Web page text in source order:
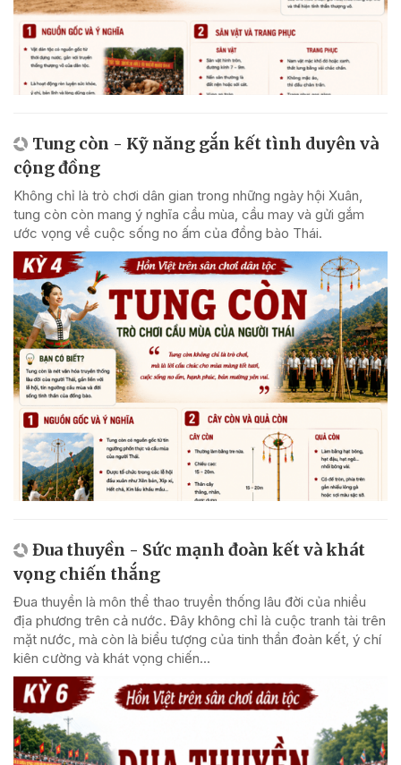
Tung còn - Kỹ năng gắn kết tình duyên và
cộng đồng
Không chỉ là trò chơi dân gian trong những ngày hội Xuân,
tung còn còn mang ý nghĩa cầu mùa, cầu may và gửi gắm
ước vọng về cuộc sống no ấm của đồng bào Thái.
Đua thuyền - Sức mạnh đoàn kết và khát
vọng chiến thắng
Đua thuyền là môn thể thao truyền thống lâu đời của nhiều
địa phương trên cả nước. Đây không chỉ là cuộc tranh tài trên
mặt nước, mà còn là biểu tượng của tinh thần đoàn kết, ý chí
kiên cường và khát vọng chiến...